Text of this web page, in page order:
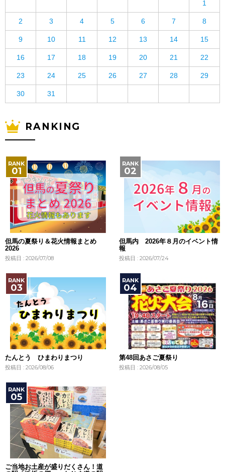
1
2 3 4 5 6 7 8
9 10 11 12 13 14 15
16 17 18 19 20 21 22
23 24 25 26 27 28 29
30 31
RANKING
但馬の夏祭り＆花火情報まとめ
2026
投稿日 : 2026/07/08
但馬内 2026年８月のイベント情
報
投稿日 : 2026/07/24
たんとう ひまわりまつり
投稿日 : 2026/08/06
第48回あさご夏祭り
投稿日 : 2026/08/05
ご当地お土産が盛りだくさん！道